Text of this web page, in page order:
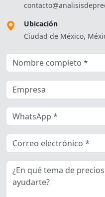
Ubicación
Ciudad de México,